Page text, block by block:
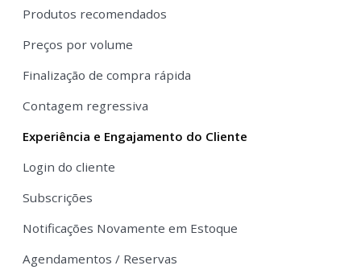
Produtos recomendados
Preços por volume
Finalização de compra rápida
Contagem regressiva
Experiência e Engajamento do Cliente
Login do cliente
Subscrições
Notificações Novamente em Estoque
Agendamentos / Reservas